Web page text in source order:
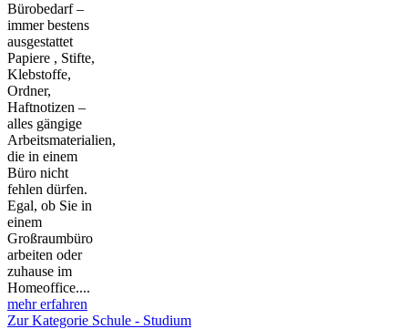
Bürobedarf –
immer bestens
ausgestattet
Papiere , Stifte,
Klebstoffe,
Ordner,
Haftnotizen –
alles gängige
Arbeitsmaterialien,
die in einem
Büro nicht
fehlen dürfen.
Egal, ob Sie in
einem
Großraumbüro
arbeiten oder
zuhause im
Homeoffice....
mehr erfahren
Zur Kategorie Schule - Studium